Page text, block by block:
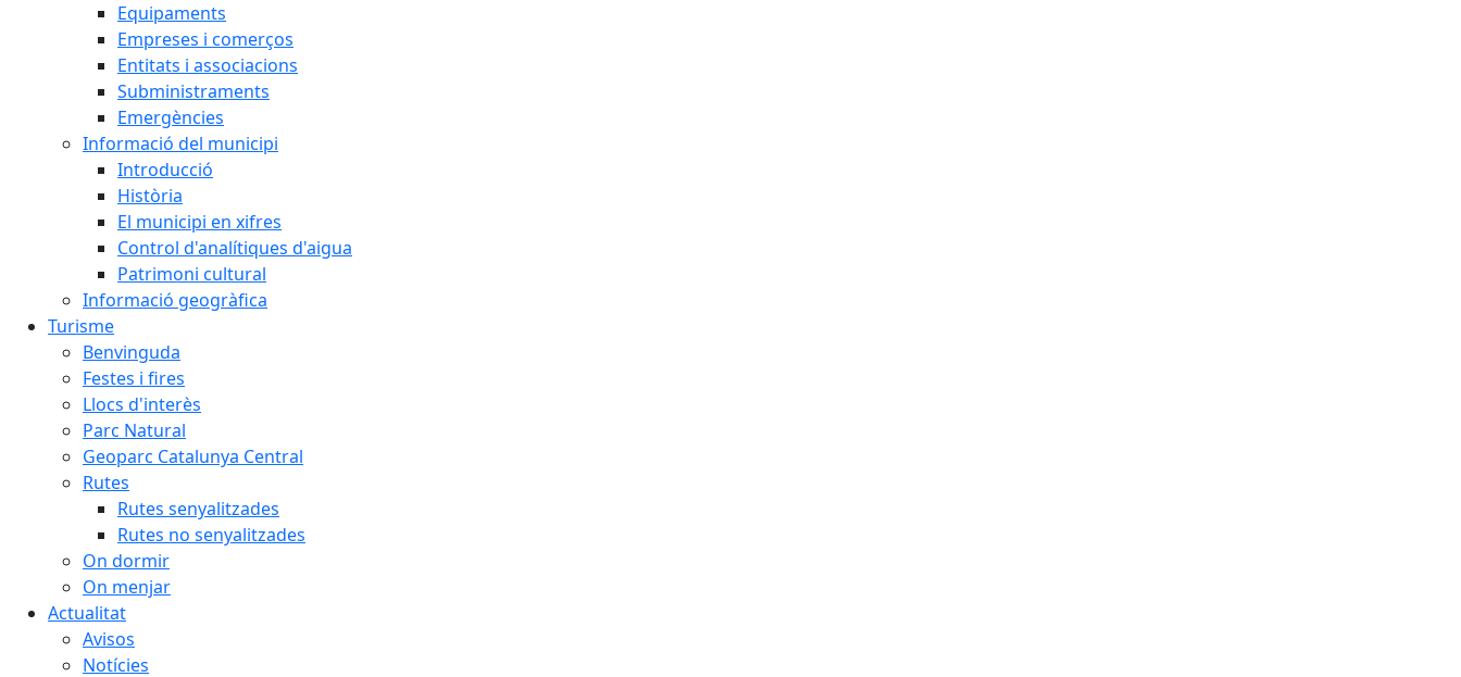
Equipaments
Empreses i comerços
Entitats i associacions
Subministraments
Emergències
Informació del municipi
Introducció
Història
El municipi en xifres
Control d'analítiques d'aigua
Patrimoni cultural
Informació geogràfica
Turisme
Benvinguda
Festes i fires
Llocs d'interès
Parc Natural
Geoparc Catalunya Central
Rutes
Rutes senyalitzades
Rutes no senyalitzades
On dormir
On menjar
Actualitat
Avisos
Notícies